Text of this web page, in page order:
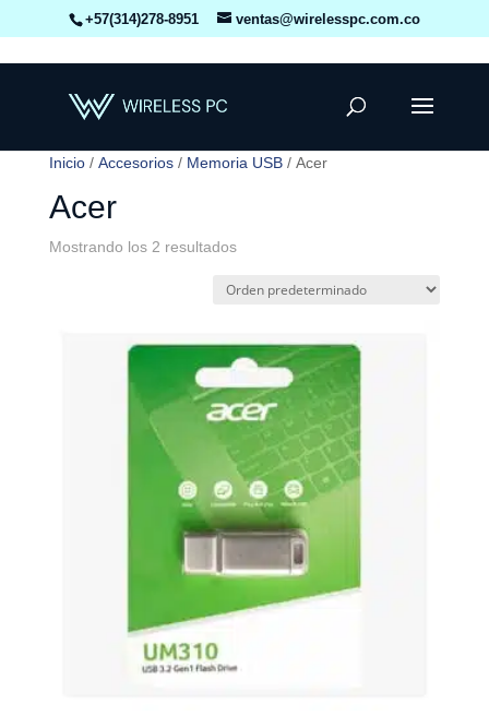
+57(314)278-8951 ventas@wirelesspc.com.co
Inicio/ Accesorios/ Memoria USB/ Acer
Acer
Mostrando los 2 resultados